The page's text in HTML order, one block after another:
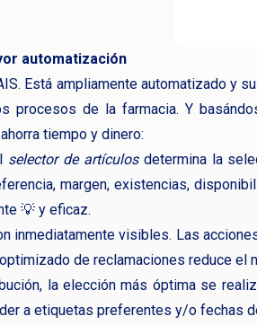
automatización
Está ampliamente automatizado y
procesos de la farmacia. Y
tiempo y dinero:
selector de artículosdetermina la
margen, existencias,
💡 y eficaz.
inmediatamente visibles. Las
de reclamaciones reduce el
la elección más óptima se
a etiquetas preferentes y/o fechas